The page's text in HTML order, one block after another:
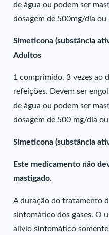
de água ou podem ser
dosagem de 500mg/dia
Simeticona (substância
Adultos
1 comprimido, 3 vezes ao
refeições. Devem ser
de água ou podem ser
dosagem de 500 mg/dia
Simeticona (substância
Este medicamento não
mastigado.
A duração do tratamento
sintomático dos gases. O
alívio sintomático